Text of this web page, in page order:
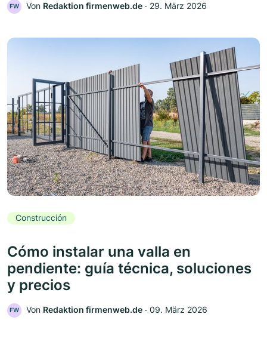
FW Von Redaktion firmenweb.de ‧ 29. März 2026
Construcción
Cómo instalar una valla en
pendiente: guía técnica, soluciones
y precios
FW Von Redaktion firmenweb.de ‧ 09. März 2026